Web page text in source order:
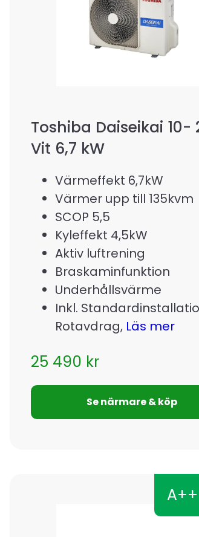
Toshiba Daiseikai 10-
Vit 6,7 kW
Värmeffekt 6,7kW
Värmer upp till 135kvm
SCOP 5,5
Kyleffekt 4,5kW
Aktiv luftrening
Braskaminfunktion
Underhållsvärme
Inkl.
Rotavdrag, Läs mer
25 490 kr
Se närmare & köp